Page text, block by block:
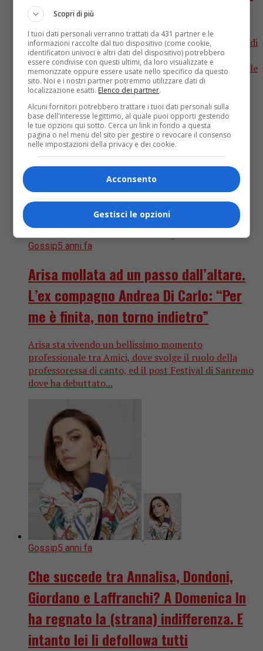
Mara Venier alla conduzione
Come sempre al termine di ogni edizione del Fesival di
Sanremo inizia il totoconduttori e la ricerca di
anticipazioni sulla prossima edizione. Dopo la parziale
chiusura...
Gossip5 anni fa
Arisa mollata ad un passo dall’altare.
L’ex compagno Andrea Di Carlo: “Per
me è finita, non torno indietro”
Arisa sta vivendo un bellissimo momento
professionale tra Amici, dove svolge il ruolo della
professoressa di canto, ed il post Festival di Sanremo
dove ha debuttato...
Gossip5 anni fa
Che succede tra Annalisa, Dondoni,
Giordano e Laffranchi? A Domenica In
ha regnato la (strana) indifferenza. E
intanto lei li defollowa tutti
Scopri di più
I tuoi dati personali verranno trattati da 431 partner e le
informazioni raccolte dal tuo dispositivo (come cookie,
identificatori univoci e altri dati del dispositivo) potrebbero
essere condivise con questi ultimi, da loro visualizzate e
memorizzate oppure essere usate nello specifico da questo
sito. Noi e i nostri partner potremmo utilizzare dati di
localizzazione esatti. Elenco dei partner.
Alcuni fornitori potrebbero trattare i tuoi dati personali sulla
base dell'interesse legittimo, al quale puoi opporti gestendo
le tue opzioni qui sotto. Cerca un link in fondo a questa
pagina o nel menu del sito per gestire o revocare il consenso
nelle impostazioni della privacy e dei cookie.
Acconsento
Gestisci le opzioni